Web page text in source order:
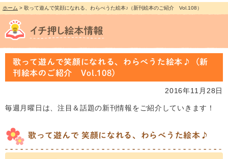
ホーム > 歌って遊んで笑顔になれる、わらべうた絵本♪（新刊絵本のご紹介 Vol.108）
歌って遊んで笑顔になれる、わらべうた絵本♪（新
刊絵本のご紹介 Vol.108）
2016年11月28日
毎週月曜日は、注目＆話題の新刊情報をご紹介していきます！
歌って遊んで 笑顔になれる、わらべうた絵本♪